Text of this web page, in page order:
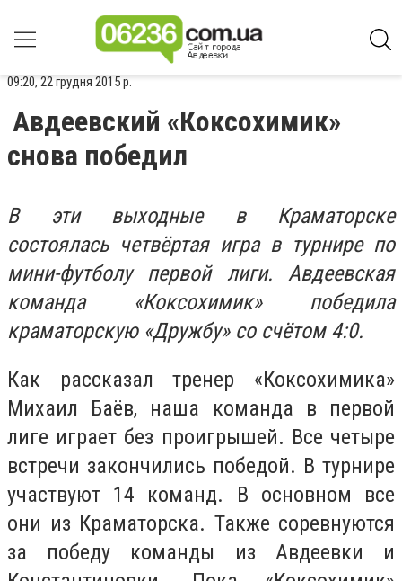
09:20, 22 грудня 2015 р.
Авдеевский «Коксохимик»
снова победил
В эти выходные в Краматорске
состоялась четвёртая игра в турнире по
мини-футболу первой лиги. Авдеевская
команда «Коксохимик» победила
краматорскую «Дружбу» со счётом 4:0.
Как рассказал тренер «Коксохимика»
Михаил Баёв, наша команда в первой
лиге играет без проигрышей. Все четыре
встречи закончились победой. В турнире
участвуют 14 команд. В основном все
они из Краматорска. Также соревнуются
за победу команды из Авдеевки и